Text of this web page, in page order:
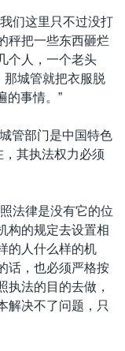
们这里只不过没打
秤把一些东西砸烂
个人，一个老头
那城管就把衣服脱
的事情。”
管部门是中国特色
，其执法权力必须
法律是没有它的位
构的规定去设置相
的人什么样的机
话，也必须严格按
执法的目的去做，
解决不了问题，只